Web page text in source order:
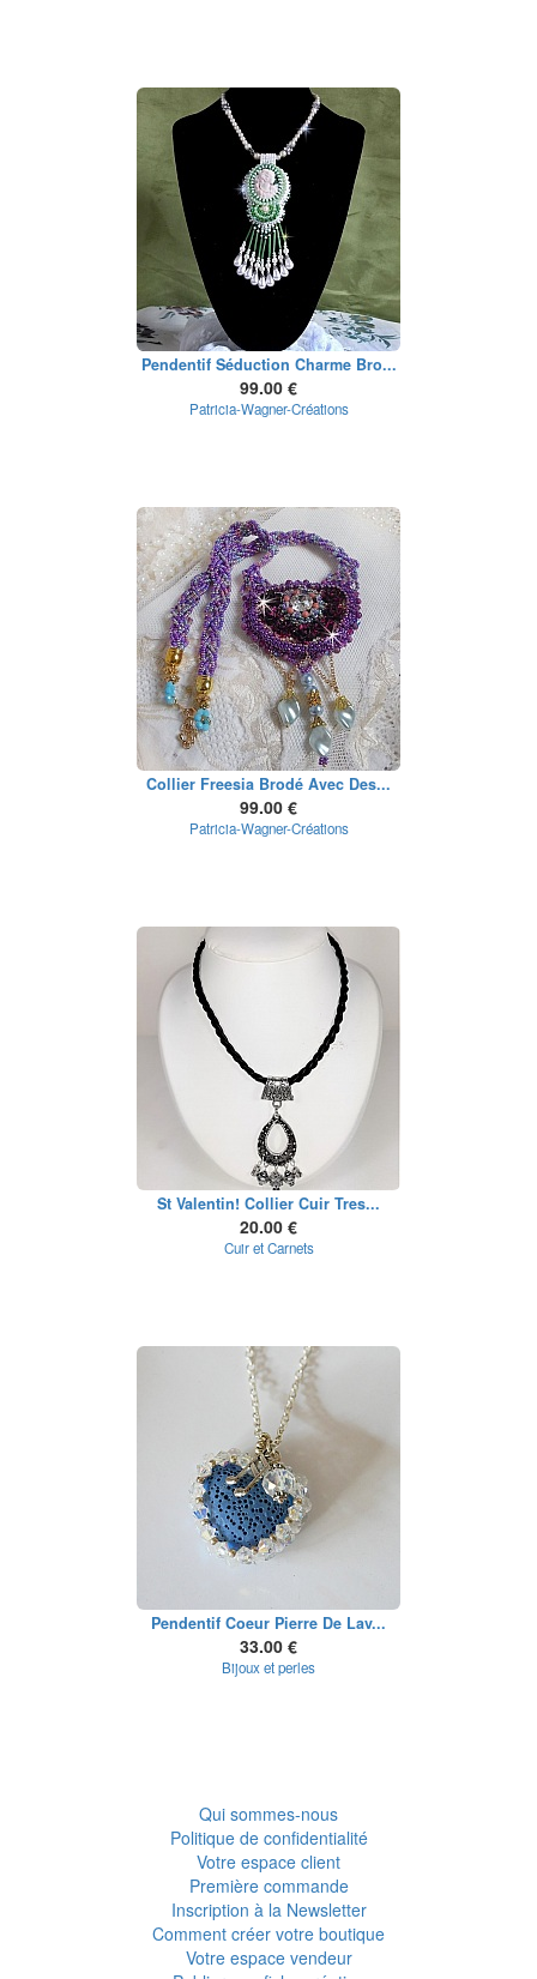
Pendentif Séduction Charme Bro...
99.00 €
Patricia-Wagner-Créations
Collier Freesia Brodé Avec Des...
99.00 €
Patricia-Wagner-Créations
St Valentin! Collier Cuir Tres...
20.00 €
Cuir et Carnets
Pendentif Coeur Pierre De Lav...
33.00 €
Bijoux et perles
Qui sommes-nous
Politique de confidentialité
Votre espace client
Première commande
Inscription à la Newsletter
Comment créer votre boutique
Votre espace vendeur